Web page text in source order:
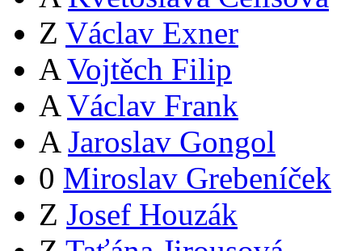
Z Václav Exner
A Vojtěch Filip
A Václav Frank
A Jaroslav Gongol
0 Miroslav Grebeníček
Z Josef Houzák